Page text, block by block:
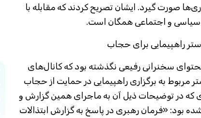
صورت گیرد. ایشان تصریح کردند که مقابله با
سیاسی و اجتماعی همگان است.
راهپیمایی برای حجاب
سخنرانی رفیعی نگذشته بود که کانال‌های
مربوط به برگزاری راهپیمایی در حمایت از حجاب
که در توضیحات ذیل آن به ماجرای همین گزارش و
بود: «فرمان رهبری در پاسخ به گزارش ابتذالات